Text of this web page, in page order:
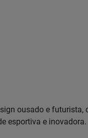
ousado e
esportiva e inovadora.